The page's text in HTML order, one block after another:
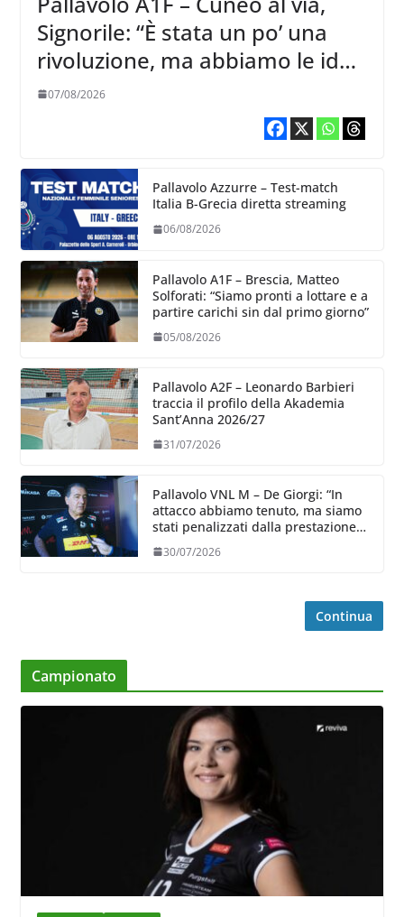
Signorile: “È stata un po’ una
rivoluzione, ma abbiamo le idee
chiare siu cosa vogliamo fare”
07/08/2026
Pallavolo Azzurre – Test-match
Italia B-Grecia diretta streaming
06/08/2026
Pallavolo A1F – Brescia, Matteo
Solforati: “Siamo pronti a lottare e a
partire carichi sin dal primo giorno”
05/08/2026
Pallavolo A2F – Leonardo Barbieri
traccia il profilo della Akademia
Sant’Anna 2026/27
31/07/2026
Pallavolo VNL M – De Giorgi: “In
attacco abbiamo tenuto, ma siamo
stati penalizzati dalla prestazione
30/07/2026
Continua
Campionato